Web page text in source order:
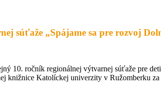
súťaže „Spájame sa pre rozvoj
10. ročník regionálnej výtvarnej súťaže pre
knižnice Katolíckej univerzity v Ružomberku